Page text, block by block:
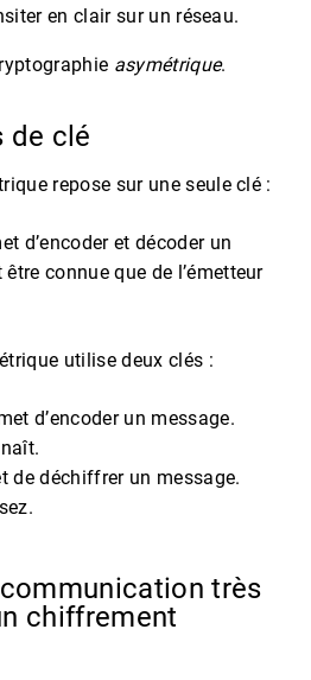
en clair sur un réseau.
asymétrique.
de clé
repose sur une seule clé :
d’encoder et décoder un
connue que de l’émetteur
utilise deux clés :
d’encoder un message.
de déchiffrer un message.
très
chiffrement